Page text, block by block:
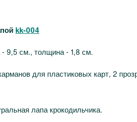
kk-004
9,5 см., толщина - 1,8 см.
для пластиковых карт, 2
лапа крокодильчика.